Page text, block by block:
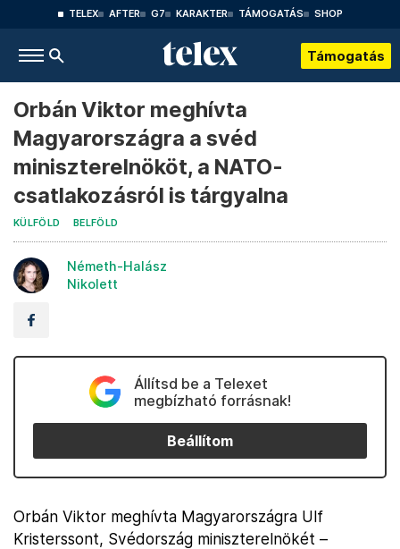
TELEX AFTER G7 KARAKTER TÁMOGATÁS SHOP
Támogatás
Orbán Viktor meghívta
Magyarországra a svéd
miniszterelnököt, a NATO-
csatlakozásról is tárgyalna
KÜLFÖLD BELFÖLD
Németh-Halász
Nikolett
Állítsd be a Telexet
megbízható forrásnak!
Beállítom
Orbán Viktor meghívta Magyarországra Ulf
Kristerssont, Svédország miniszterelnökét –